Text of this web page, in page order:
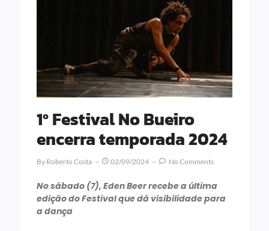
1º Festival No Bueiro
encerra temporada 2024
By Roberto Costa 02/09/2024 No Comments
No sábado (7), Eden Beer recebe a última
edição do Festival que dá visibilidade para
a dança